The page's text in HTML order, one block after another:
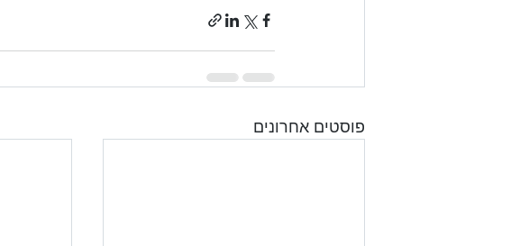
פוסטים אחרונים